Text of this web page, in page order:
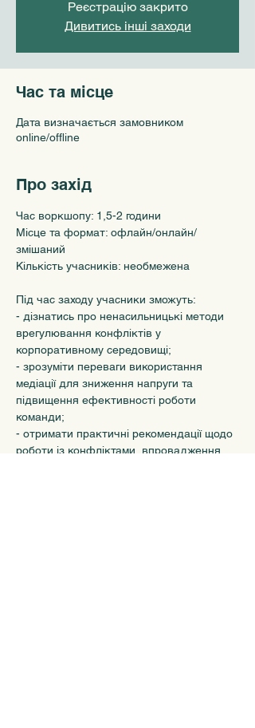
Реєстрацію закрито
Дивитись інші заходи
Час та місце
Дата визначається замовником
online/offline
Про захід
Час воркшопу: 1,5-2 години
Місце та формат: офлайн/онлайн/
змішаний
Кількість учасників: необмежена
Під час заходу учасники зможуть:
- дізнатись про ненасильницькі методи
врегулювання конфліктів у
корпоративному середовищі;
- зрозуміти переваги використання
медіації для зниження напруги та
підвищення ефективності роботи
команди;
- отримати практичні рекомендації щодо
роботи із конфліктами, впровадження